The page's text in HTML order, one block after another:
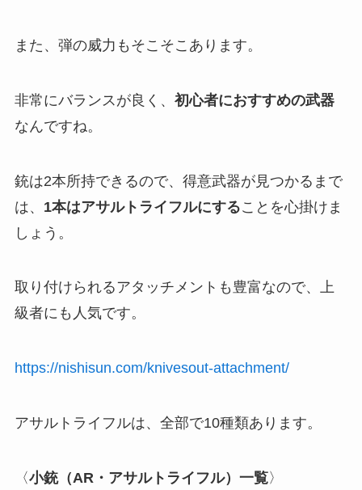
また、弾の威力もそこそこあります。
非常にバランスが良く、 初心者におすすめの武器
なんですね。
銃は2本所持できるので、得意武器が見つかるまで
は、 1本はアサルトライフルにすることを心掛けま
しょう。
取り付けられるアタッチメントも豊富なので、上
級者にも人気です。
https://nishisun.com/knivesout-attachment/
アサルトライフルは、全部で10種類あります。
〈小銃（AR・アサルトライフル）一覧〉